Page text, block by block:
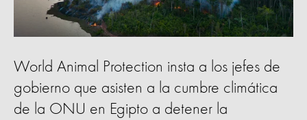
World Animal Protection insta a los jefes de
gobierno que asisten a la cumbre climática
de la ONU en Egipto a detener la